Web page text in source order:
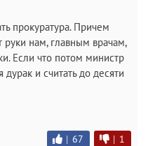
прокуратура. Причем
руки нам, главным врачам,
Если что потом министр
дурак и считать до десяти
| 67 | 1